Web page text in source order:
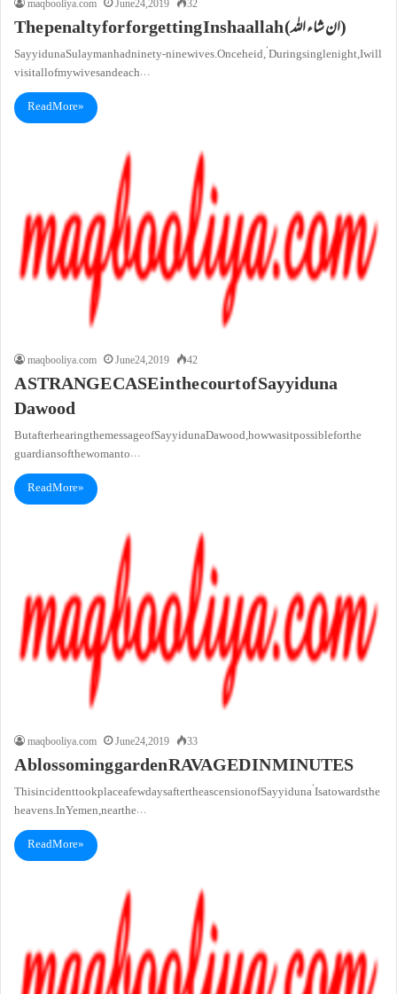
maqbooliya.com June 24, 2019 32
The penalty for forgetting Inshaallah (ان شاء اللہ)
Sayyiduna Sulayman had ninety-nine wives. Once he id, ‘During single night, I will
visit all of my wives and each…
Read More »
maqbooliya.com June 24, 2019 42
A STRANGE CASE in the court of Sayyiduna
Dawood
But after hearing the message of Sayyiduna Dawood , how was it possible for the
guardians of the woman to…
Read More »
maqbooliya.com June 24, 2019 33
A blossoming garden RAVAGED IN MINUTES
This incident took place a few days after the ascension of Sayyiduna ‘Isa towards the
heavens. In Yemen, near the…
Read More »